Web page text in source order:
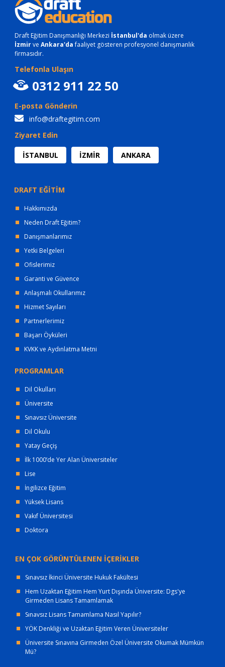
Draft Eğitim Danışmanlığı Merkezi İstanbul'da olmak üzere
İzmirve Ankara'dafaaliyet gösteren profesyonel danışmanlık
firmasıdır.
Telefonla Ulaşın
0312 911 22 50
E-posta Gönderin
info@draftegitim.com
Ziyaret Edin
İSTANBUL İZMİR ANKARA
DRAFT EĞİTİM
Hakkımızda
Neden Draft Eğitim?
Danışmanlarımız
Yetki Belgeleri
Ofislerimiz
Garanti ve Güvence
Anlaşmalı Okullarımız
Hizmet Sayıları
Partnerlerimiz
Başarı Öyküleri
KVKK ve Aydınlatma Metni
PROGRAMLAR
Dil Okulları
Üniversite
Sınavsız Üniversite
Dil Okulu
Yatay Geçiş
İlk 1000’de Yer Alan Üniversiteler
Lise
İngilizce Eğitim
Yüksek Lisans
Vakıf Üniversitesi
Doktora
EN ÇOK GÖRÜNTÜLENEN İÇERİKLER
Sınavsız İkinci Üniversite Hukuk Fakültesi
Hem Uzaktan Eğitim Hem Yurt Dışında Üniversite: Dgs'ye
Girmeden Lisans Tamamlamak
Sınavsız Lisans Tamamlama Nasıl Yapılır?
YÖK Denkliği ve Uzaktan Eğitim Veren Üniversiteler
Üniversite Sınavına Girmeden Özel Üniversite Okumak Mümkün
Mü?